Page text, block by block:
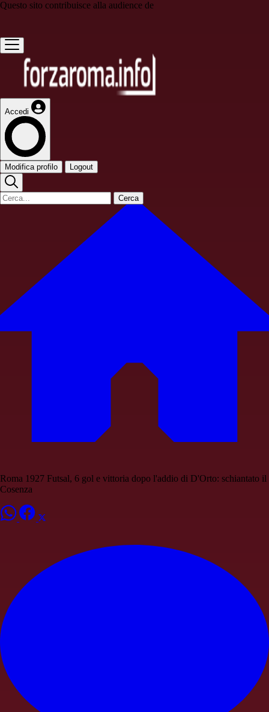
Questo sito contribuisce alla audience de
Accedi
Modifica profilo Logout
Cerca
Roma 1927 Futsal, 6 gol e vittoria dopo l'addio di D'Orto: schiantato il
Cosenza